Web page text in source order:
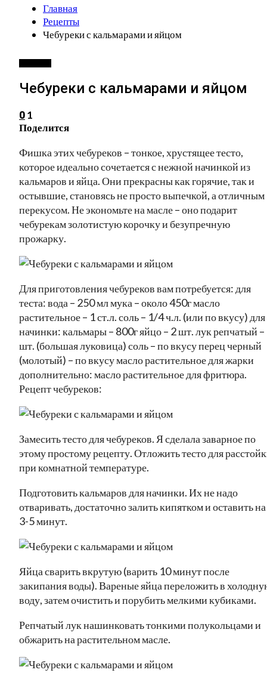
Главная
Рецепты
Чебуреки с кальмарами и яйцом
Чебуреки с кальмарами и яйцом
0 1
Поделится
Фишка этих чебуреков – тонкое, хрустящее тесто,
которое идеально сочетается с нежной начинкой из
кальмаров и яйца. Они прекрасны как горячие, так и
остывшие, становясь не просто выпечкой, а отличным
перекусом. Не экономьте на масле – оно подарит
чебурекам золотистую корочку и безупречную
прожарку.
Для приготовления чебуреков вам потребуется: для
теста: вода – 250 мл мука – около 450г масло
растительное – 1 ст.л. соль – 1/4 ч.л. (или по вкусу) для
начинки: кальмары – 800г яйцо – 2 шт. лук репчатый –
шт. (большая луковица) соль – по вкусу перец черный
(молотый) – по вкусу масло растительное для жарки
дополнительно: масло растительное для фритюра.
Рецепт чебуреков:
Замесить тесто для чебуреков. Я сделала заварное по
этому простому рецепту. Отложить тесто для
при комнатной температуре.
Подготовить кальмаров для начинки. Их не надо
отваривать, достаточно залить кипятком и оставить на
3-5 минут.
Яйца сварить вкрутую (варить 10 минут после
закипания воды). Вареные яйца переложить в
воду, затем очистить и порубить мелкими кубиками.
Репчатый лук нашинковать тонкими полукольцами и
обжарить на растительном масле.